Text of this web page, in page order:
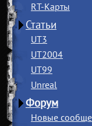
RT-Карты
Статьи
UT3
UT2004
UT99
Unreal
Форум
Новые